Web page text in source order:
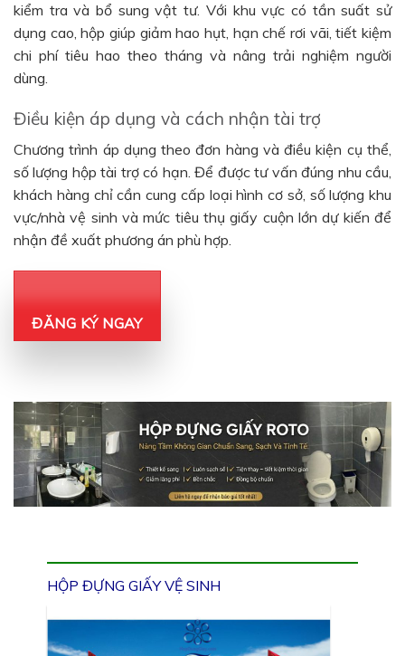
kiểm tra và bổ sung vật tư. Với khu vực có tần suất sử
dụng cao, hộp giúp giảm hao hụt, hạn chế rơi vãi, tiết kiệm
chi phí tiêu hao theo tháng và nâng trải nghiệm người
dùng.
Điều kiện áp dụng và cách nhận tài trợ
Chương trình áp dụng theo đơn hàng và điều kiện cụ thể,
số lượng hộp tài trợ có hạn. Để được tư vấn đúng nhu cầu,
khách hàng chỉ cần cung cấp loại hình cơ sở, số lượng khu
vực/nhà vệ sinh và mức tiêu thụ giấy cuộn lớn dự kiến để
nhận đề xuất phương án phù hợp.
ĐĂNG KÝ NGAY
HỘP ĐỰNG GIẤY VỆ SINH